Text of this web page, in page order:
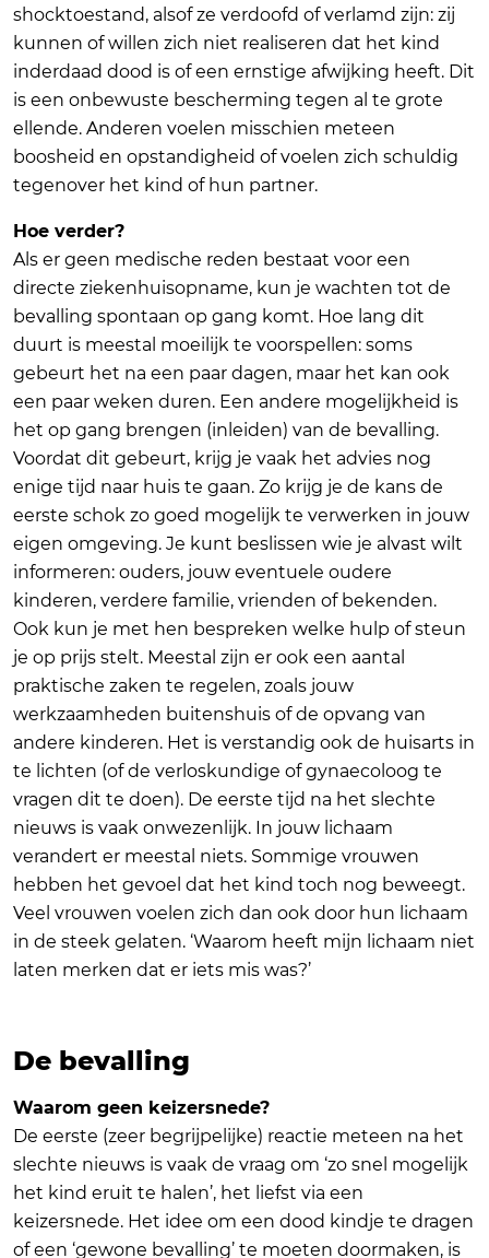
shocktoestand, alsof ze verdoofd of verlamd zijn: zij
kunnen of willen zich niet realiseren dat het kind
inderdaad dood is of een ernstige afwijking heeft. Dit
is een onbewuste bescherming tegen al te grote
ellende. Anderen voelen misschien meteen
boosheid en opstandigheid of voelen zich schuldig
tegenover het kind of hun partner.
Hoe verder?
Als er geen medische reden bestaat voor een
directe ziekenhuisopname, kun je wachten tot de
bevalling spontaan op gang komt. Hoe lang dit
duurt is meestal moeilijk te voorspellen: soms
gebeurt het na een paar dagen, maar het kan ook
een paar weken duren. Een andere mogelijkheid is
het op gang brengen (inleiden) van de bevalling.
Voordat dit gebeurt, krijg je vaak het advies nog
enige tijd naar huis te gaan. Zo krijg je de kans de
eerste schok zo goed mogelijk te verwerken in jouw
eigen omgeving. Je kunt beslissen wie je alvast wilt
informeren: ouders, jouw eventuele oudere
kinderen, verdere familie, vrienden of bekenden.
Ook kun je met hen bespreken welke hulp of steun
je op prijs stelt. Meestal zijn er ook een aantal
praktische zaken te regelen, zoals jouw
werkzaamheden buitenshuis of de opvang van
andere kinderen. Het is verstandig ook de huisarts in
te lichten (of de verloskundige of gynaecoloog te
vragen dit te doen). De eerste tijd na het slechte
nieuws is vaak onwezenlijk. In jouw lichaam
verandert er meestal niets. Sommige vrouwen
hebben het gevoel dat het kind toch nog beweegt.
Veel vrouwen voelen zich dan ook door hun lichaam
in de steek gelaten. ‘Waarom heeft mijn lichaam niet
laten merken dat er iets mis was?’
De bevalling
Waarom geen keizersnede?
De eerste (zeer begrijpelijke) reactie meteen na het
slechte nieuws is vaak de vraag om ‘zo snel mogelijk
het kind eruit te halen’, het liefst via een
keizersnede. Het idee om een dood kindje te dragen
of een ‘gewone bevalling’ te moeten doormaken, is